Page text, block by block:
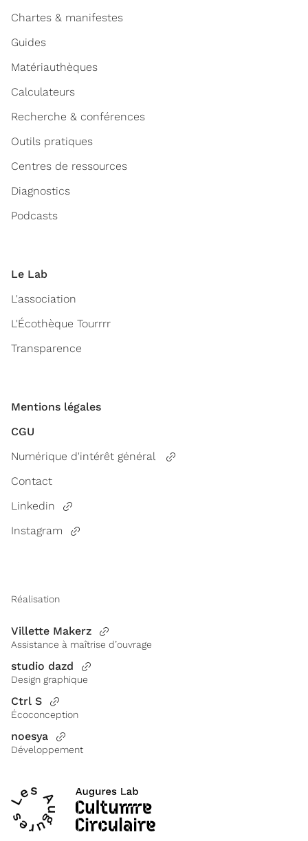
Chartes & manifestes
Guides
Matériauthèques
Calculateurs
Recherche & conférences
Outils pratiques
Centres de ressources
Diagnostics
Podcasts
Le Lab
L'association
L'Écothèque Tourrrr
Transparence
Mentions légales
CGU
Numérique d'intérêt général
Contact
Linkedin
Instagram
Réalisation
Villette Makerz
Assistance à maîtrise d’ouvrage
studio dazd
Design graphique
Ctrl S
Écoconception
noesya
Développement